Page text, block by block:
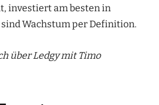
investiert am besten in
Wachstum per Definition.
über Ledgy mit Timo